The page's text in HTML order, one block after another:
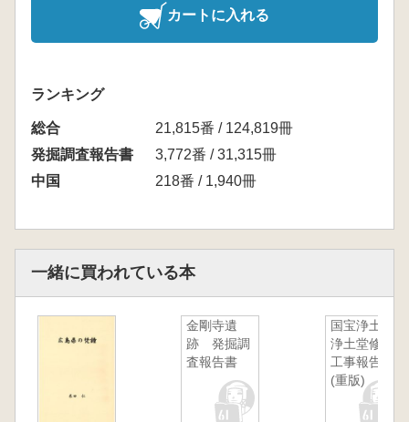
カートに入れる
ランキング
総合
21,815番 / 124,819冊
発掘調査報告書
3,772番 / 31,315冊
中国
218番 / 1,940冊
一緒に買われている本
金剛寺遺
跡 発掘調
査報告書
国宝浄土寺
浄土堂修理
工事報告書
(重版)